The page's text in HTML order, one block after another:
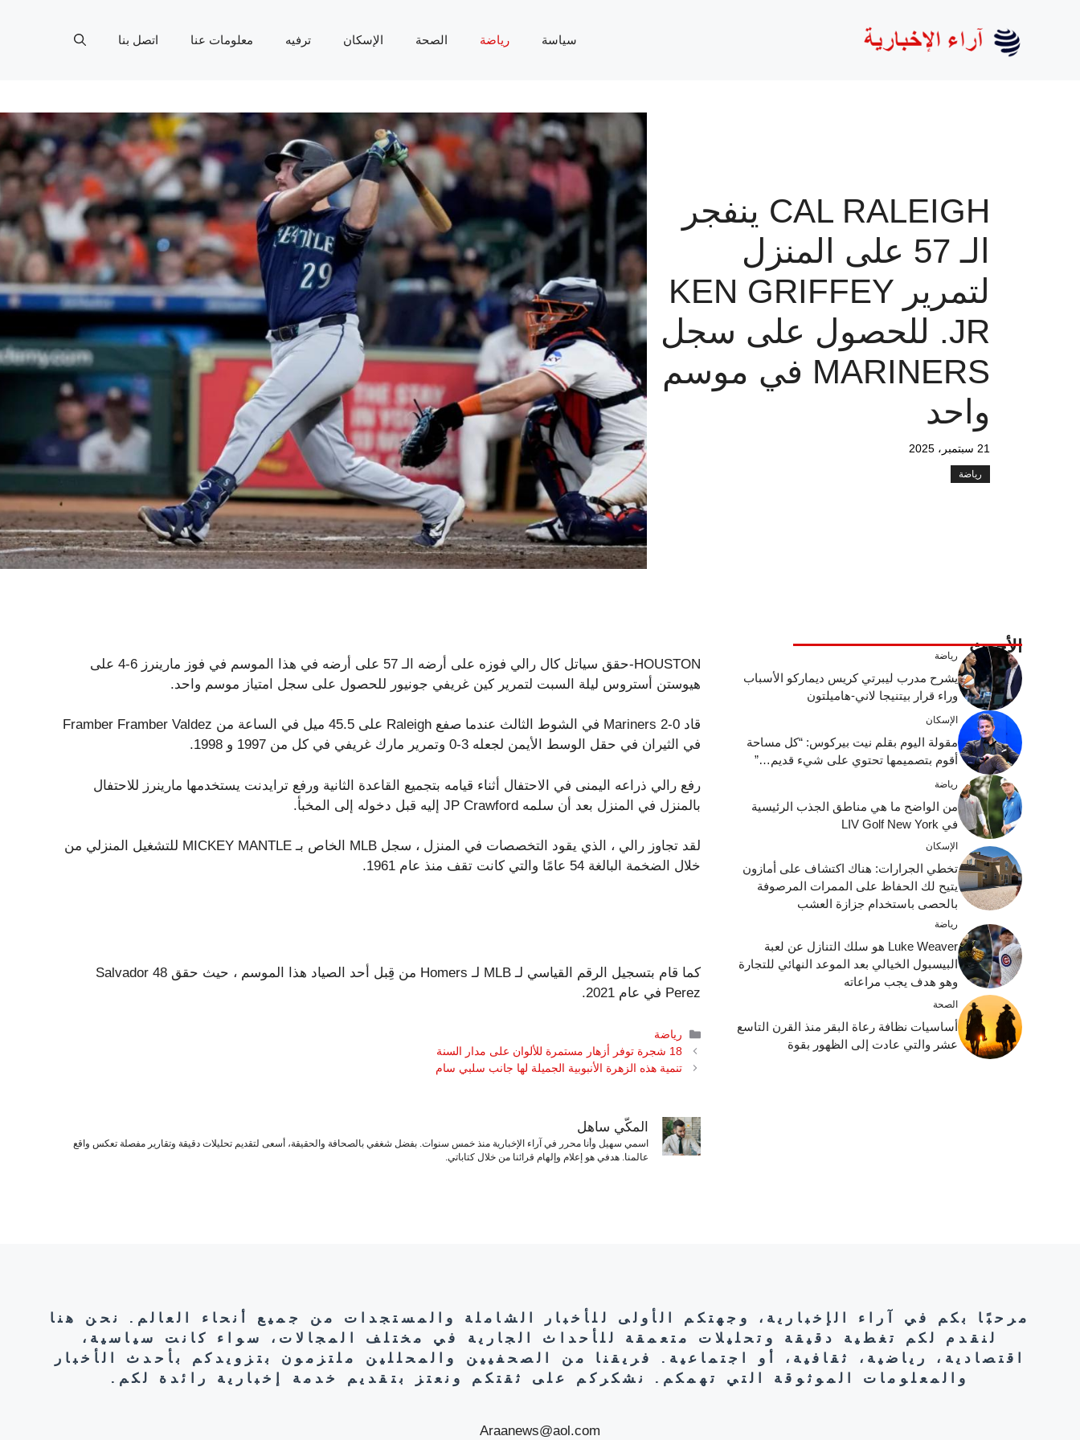
سياسة رياضة الصحة الإسكان ترفيه معلومات عنا اتصل بنا
CAL RALEIGH ينفجر
الـ 57 على المنزل
لتمرير KEN GRIFFEY
JR. للحصول على سجل
MARINERS في موسم
واحد
21 سبتمبر، 2025
رياضة
HOUSTON-حقق سياتل كال رالي فوزه على أرضه الـ 57 على أرضه في هذا الموسم في فوز مارينرز 6-4 على
هيوستن أستروس ليلة السبت لتمرير كين غريفي جونيور للحصول على سجل امتياز موسم واحد.
قاد Mariners 2-0 في الشوط الثالث عندما صفع Raleigh على 45.5 ميل في الساعة من Framber Framber Valdez
في الثيران في حقل الوسط الأيمن لجعله 3-0 وتمرير مارك غريفي في كل من 1997 و 1998.
رفع رالي ذراعه اليمنى في الاحتفال أثناء قيامه بتجميع القاعدة الثانية ورفع ترايدنت يستخدمها مارينرز للاحتفال
بالمنزل في المنزل بعد أن سلمه JP Crawford إليه قبل دخوله إلى المخبأ.
لقد تجاوز رالي ، الذي يقود التخصصات في المنزل ، سجل MLB الخاص بـ MICKEY MANTLE للتشغيل المنزلي من
خلال الضخمة البالغة 54 عامًا والتي كانت تقف منذ عام 1961.
كما قام بتسجيل الرقم القياسي لـ MLB لـ Homers من قِبل أحد الصياد هذا الموسم ، حيث حقق 48 Salvador
Perez في عام 2021.
التصنيفات
رياضة
18 شجرة توفر أزهار مستمرة للألوان على مدار السنة
تنمية هذه الزهرة الأنبوبية الجميلة لها جانب سلبي سام
المكّي ساهل
اسمي سهيل وأنا محرر في آراء الإخبارية منذ خمس سنوات. بفضل شغفي بالصحافة والحقيقة، أسعى لتقديم تحليلات دقيقة وتقارير مفصلة تعكس واقع
عالمنا. هدفي هو إعلام وإلهام قرائنا من خلال كتاباتي.
الأحدث رياضة
يشرح مدرب ليبرتي كريس ديماركو الأسباب
وراء قرار بيتنيجا لاني-هاميلتون
الإسكان
مقولة اليوم بقلم نيت بيركوس: “كل مساحة
أقوم بتصميمها تحتوي على شيء قديم…”
رياضة
من الواضح ما هي مناطق الجذب الرئيسية
في LIV Golf New York
الإسكان
تخطي الجرارات: هناك اكتشاف على أمازون
يتيح لك الحفاظ على الممرات المرصوفة
بالحصى باستخدام جزازة العشب
رياضة
Luke Weaver هو سلك التنازل عن لعبة
البيسبول الخيالي بعد الموعد النهائي للتجارة
وهو هدف يجب مراعاته
الصحة
أساسيات نظافة رعاة البقر منذ القرن التاسع
عشر والتي عادت إلى الظهور بقوة
مرحبًا بكم في آراء الإخبارية، وجهتكم الأولى للأخبار الشاملة والمستجدات من جميع أنحاء العالم. نحن هنا
لنقدم لكم تغطية دقيقة وتحليلات متعمقة للأحداث الجارية في مختلف المجالات، سواء كانت سياسية،
اقتصادية، رياضية، ثقافية، أو اجتماعية. فريقنا من الصحفيين والمحللين ملتزمون بتزويدكم بأحدث الأخبار
والمعلومات الموثوقة التي تهمكم. نشكركم على ثقتكم ونعتز بتقديم خدمة إخبارية رائدة لكم.
Araanews@aol.com